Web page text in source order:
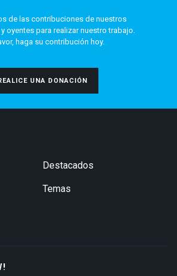
de las contribuciones de nuestros
oyentes para realizar nuestro trabajo.
haga su contribución hoy.
UNA DONACIÓN
Destacados
Temas